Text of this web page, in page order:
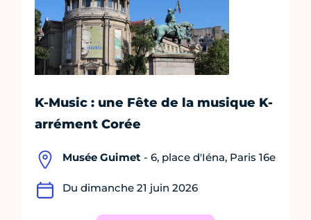
K-Music : une Fête de la musique K-
arrément Corée
Musée Guimet - 6, place d'Iéna, Paris 16e
Du dimanche 21 juin 2026